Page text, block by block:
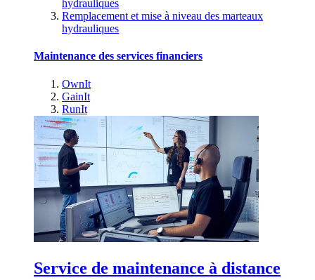
hydrauliques
Remplacement et mise à niveau des marteaux
hydrauliques
Maintenance des services financiers
OwnIt
GainIt
RunIt
Service de maintenance à distance